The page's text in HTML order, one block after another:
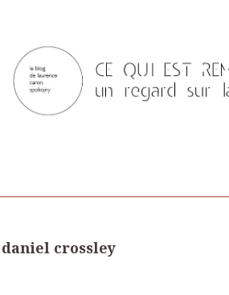
daniel crossley